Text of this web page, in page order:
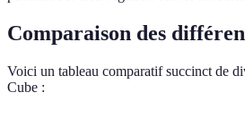
Comparaison des
Voici un tableau comparatif succinct de
Cube :